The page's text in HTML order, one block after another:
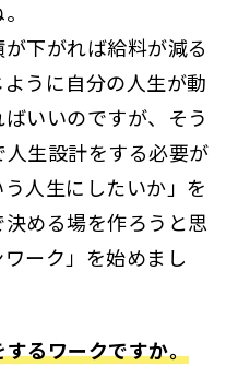
下がれば給料が減る
うに自分の人生が動
いいのですが、そう
生設計をする必要が
人生にしたいか」を
める場を作ろうと思
ーク」を始めまし
るワークですか。